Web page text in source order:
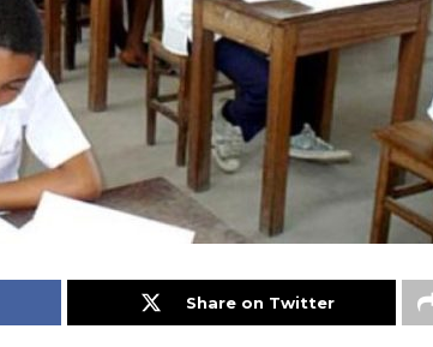
Share on Twitter